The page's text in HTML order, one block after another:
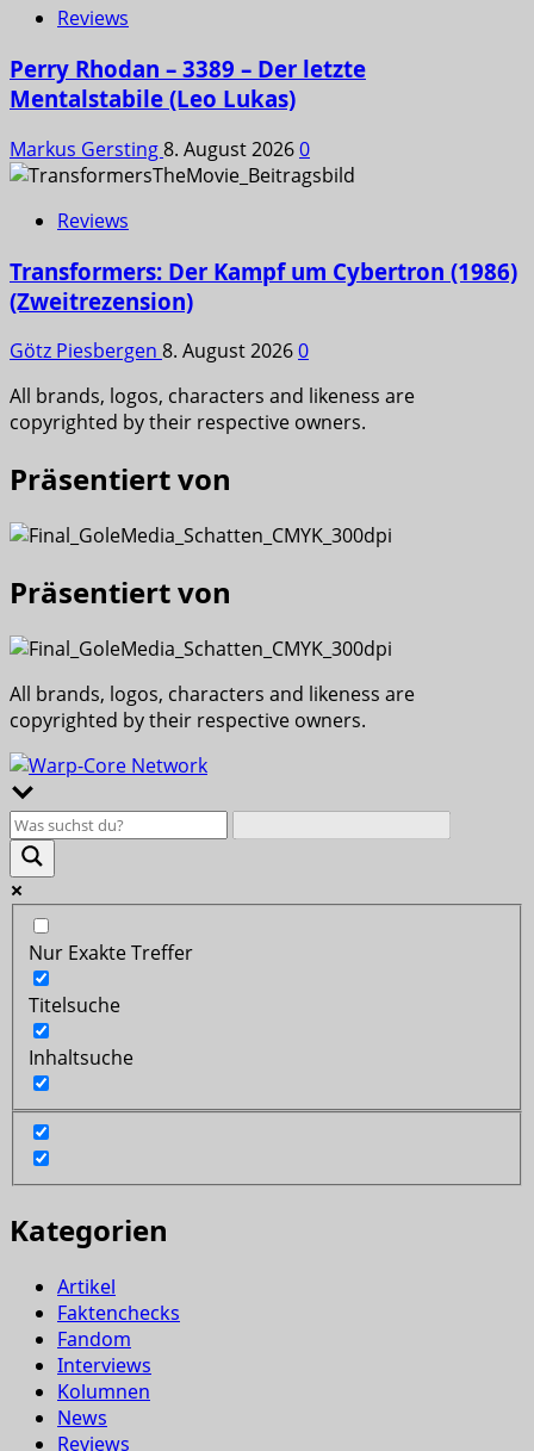
Reviews
Perry Rhodan – 3389 – Der letzte
Mentalstabile (Leo Lukas)
Markus Gersting8. August 20260
Reviews
Transformers: Der Kampf um Cybertron (1986)
(Zweitrezension)
Götz Piesbergen 8. August 20260
All brands, logos, characters and likeness are
copyrighted by their respective owners.
Präsentiert von
Präsentiert von
All brands, logos, characters and likeness are
copyrighted by their respective owners.
Nur Exakte Treffer
Titelsuche
Inhaltsuche
Kategorien
Artikel
Faktenchecks
Fandom
Interviews
Kolumnen
News
Reviews